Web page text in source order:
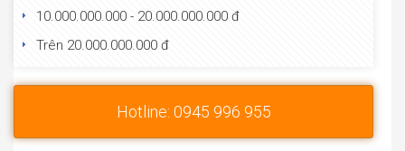
10.000.000.000 - 20.000.000.000 đ
Trên 20.000.000.000 đ
Hotline: 0945 996 955